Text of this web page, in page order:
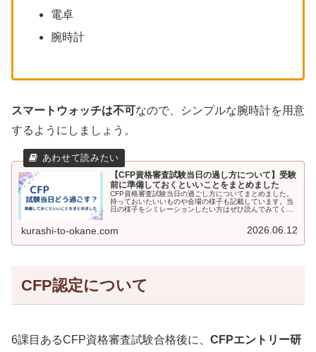
電卓
腕時計
スマートウォッチは不可なので、シンプルな腕時計を用意
するようにしましょう。
【CFP資格審査試験当日の過し方について】受験
前に準備しておくといいことをまとめました
CFP資格審査試験当日の過ごし方についてまとめました。
持っておいたいいものや会場の様子も記載しています。当
日の様子をシミレーションしたい方はぜひ読んでみてくだ
kurashi-to-okane.com 2026.06.12
CFP認定について
6課目あるCFP資格審査試験合格後に、 CFPエントリー研